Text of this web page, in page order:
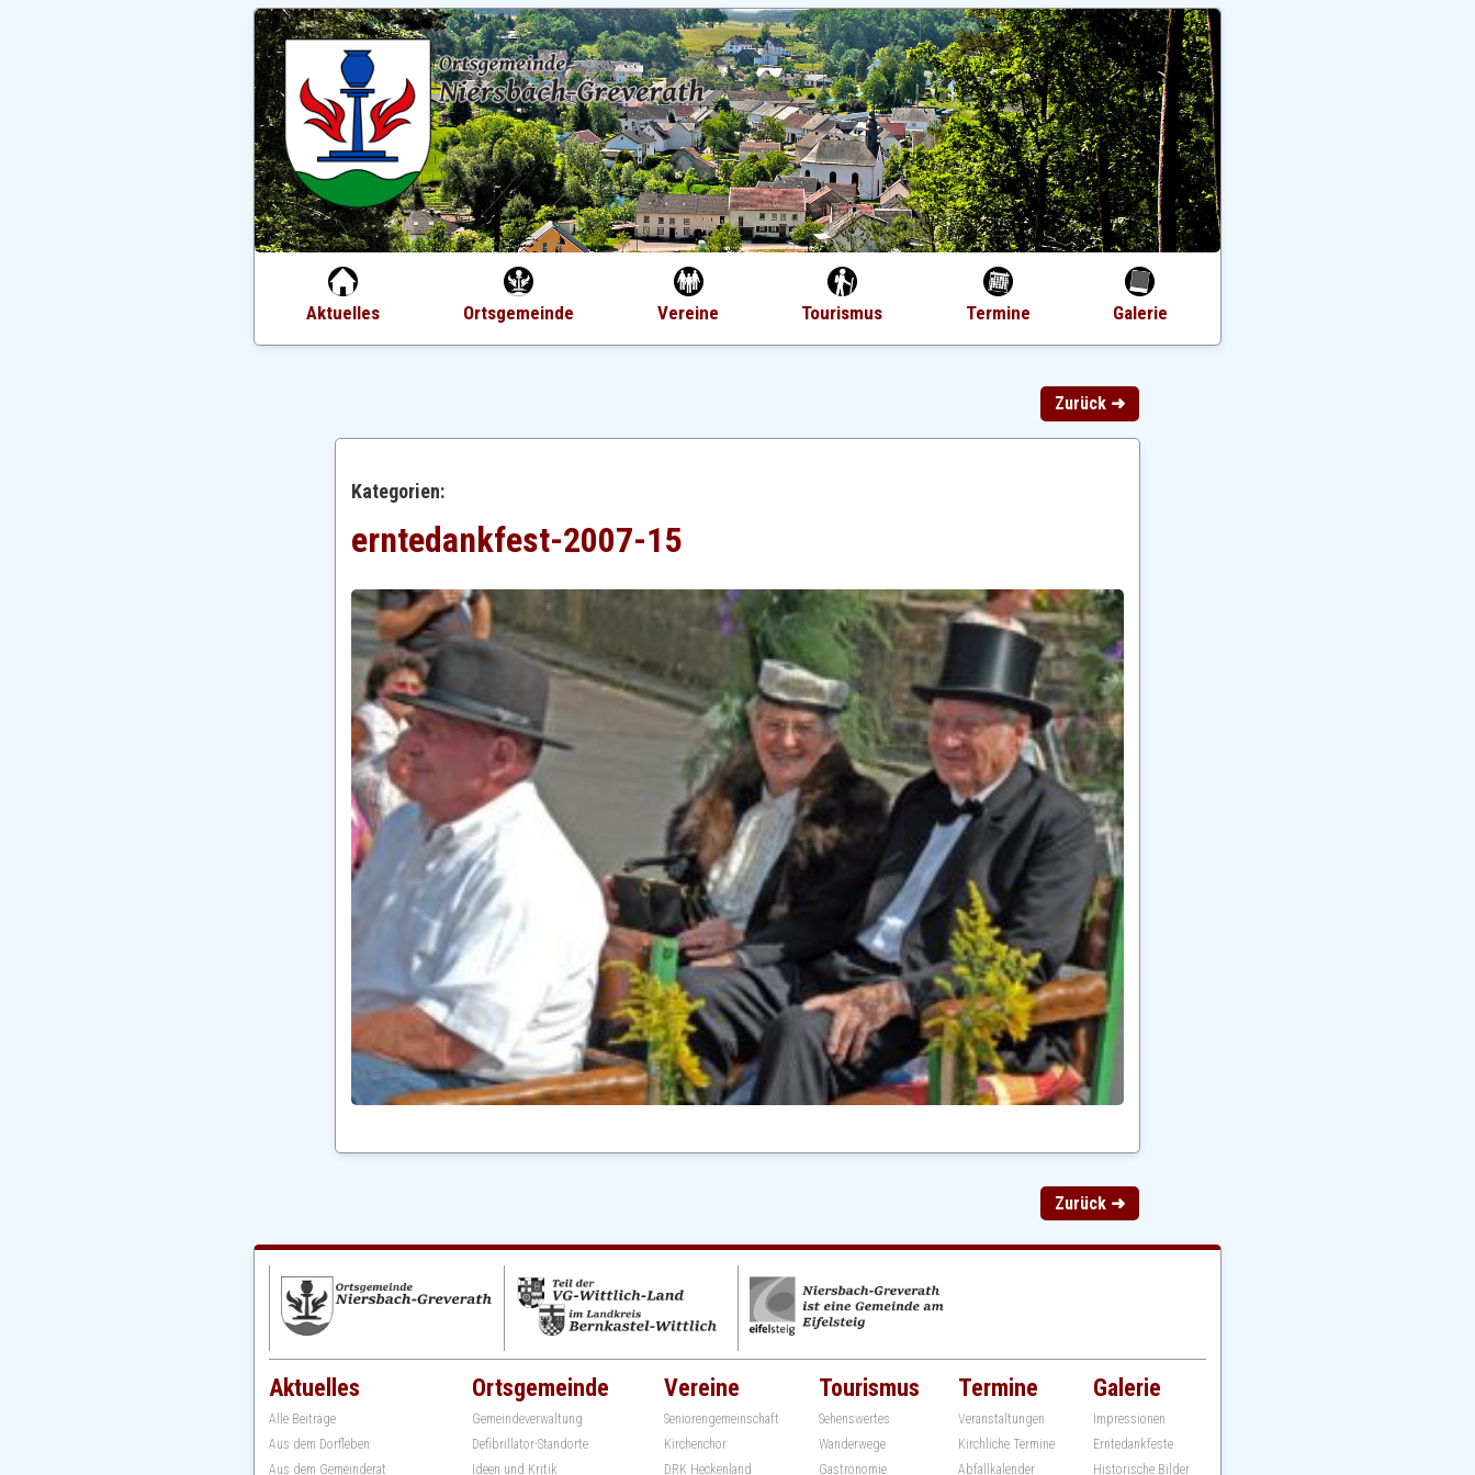
Aktuelles Ortsgemeinde Vereine Tourismus Termine Galerie
Zurück ➜
Kategorien:
erntedankfest-2007-15
Zurück ➜
Aktuelles
Alle Beiträge
Aus dem Dorfleben
Aus dem Gemeinderat
Ortsgemeinde
Gemeindeverwaltung
Defibrillator-Standorte
Ideen und Kritik
Vereine
Seniorengemeinschaft
Kirchenchor
DRK Heckenland
Tourismus
Sehenswertes
Wanderwege
Gastronomie
Termine
Veranstaltungen
Kirchliche Termine
Abfallkalender
Galerie
Impressionen
Erntedankfeste
Historische Bilder